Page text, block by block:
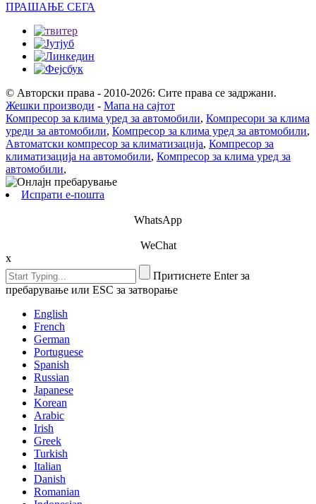
ПРАШАЊЕ СЕГА
© Авторски права - 2010-2026: Сите права се задржани.
Жешки производи - Мапа на сајтот
Компресор за клима уред за автомобили, Компресори за клима
уреди за автомобили, Компресор за клима уред за автомобили,
Автоматски компресор за климатизација, Компресор за
климатизација на автомобили, Компресор за клима уред за
автомобили,
Испрати е-пошта
WhatsApp
WeChat
x
Притиснете Enter за
пребарување или ESC за затворање
English
French
German
Portuguese
Spanish
Russian
Japanese
Korean
Arabic
Irish
Greek
Turkish
Italian
Danish
Romanian